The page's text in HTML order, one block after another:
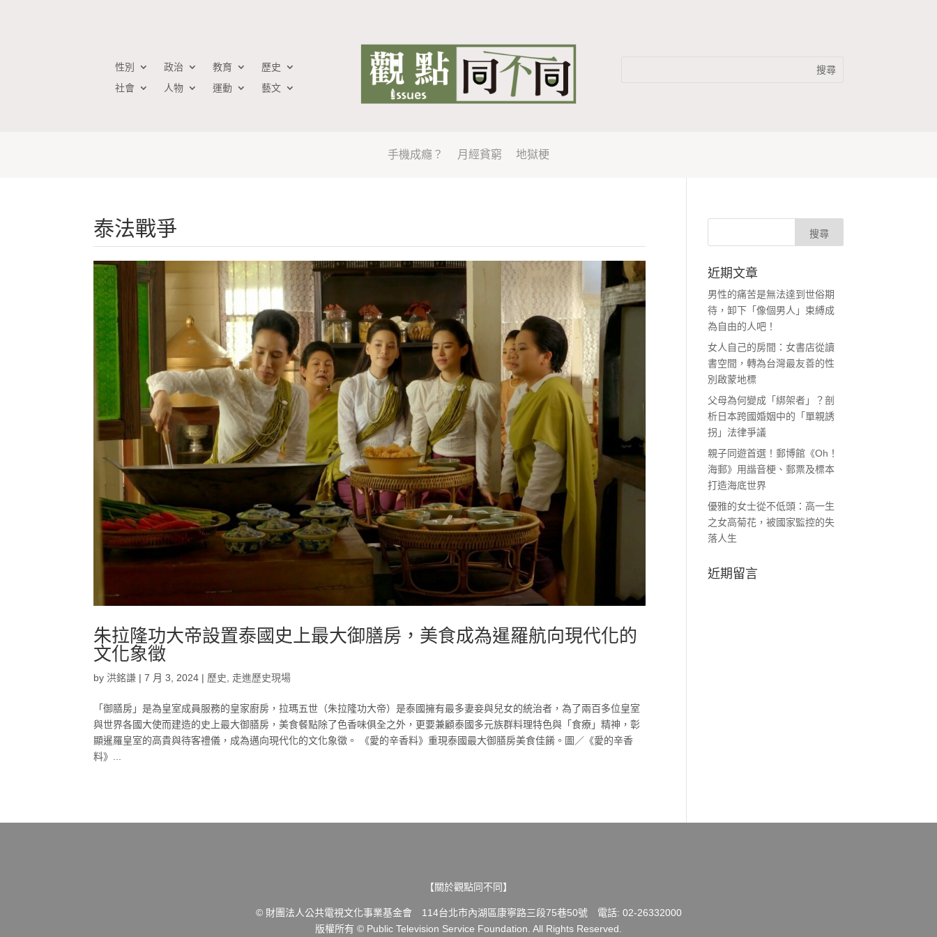
性別 政治 教育
歷史
社會
人物 運動 藝文
手機成癮？ 月經貧窮 地獄梗
泰法戰爭
朱拉隆功大帝設置泰國史上最大御膳房，美食成為暹羅航向現代化的
文化象徵
by 洪銘謙 |7 月 3, 2024 | 歷史 走進歷史現場
「御膳房」是為皇室成員服務的皇家廚房，拉瑪五世（朱拉隆功大帝）是泰國擁有最多妻妾與兒女的統治者，為了兩百多位皇室
與世界各國大使而建造的史上最大御膳房，美食餐點除了色香味俱全之外，更要兼顧泰國多元族群料理特色與「食療」精神，彰
顯暹羅皇室的高貴與待客禮儀，成為邁向現代化的文化象徵。 《愛的辛香料》重現泰國最大御膳房美食佳餚。圖／《愛的辛香
料》...
近期文章
男性的痛苦是無法達到世俗期
待，卸下「像個男人」束縛成
為自由的人吧！
女人自己的房間：女書店從讀
書空間，轉為台灣最友善的性
別啟蒙地標
父母為何變成「綁架者」？剖
析日本跨國婚姻中的「單親誘
拐」法律爭議
親子同遊首選！郵博館《Oh！
海郵》用諧音梗、郵票及標本
打造海底世界
優雅的女士從不低頭：高一生
之女高菊花，被國家監控的失
落人生
近期留言
【關於觀點同不同】
© 財團法人公共電視文化事業基金會 114台北市內湖區康寧路三段75巷50號 電話: 02-26332000
版權所有 © Public Television Service Foundation. All Rights Reserved.